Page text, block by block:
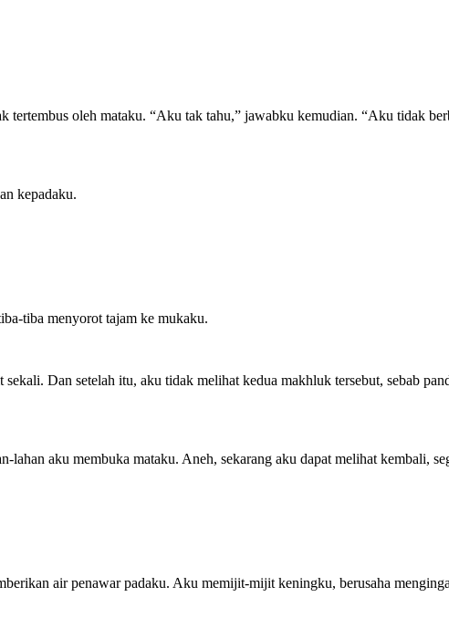
tertembus oleh mataku. “Aku tak tahu,” jawabku kemudian. “Aku tidak
kepadaku.
tiba menyorot tajam ke mukaku.
Dan setelah itu, aku tidak melihat kedua makhluk tersebut, sebab
aku membuka mataku. Aneh, sekarang aku dapat melihat kembali,
air penawar padaku. Aku memijit-mijit keningku, berusaha